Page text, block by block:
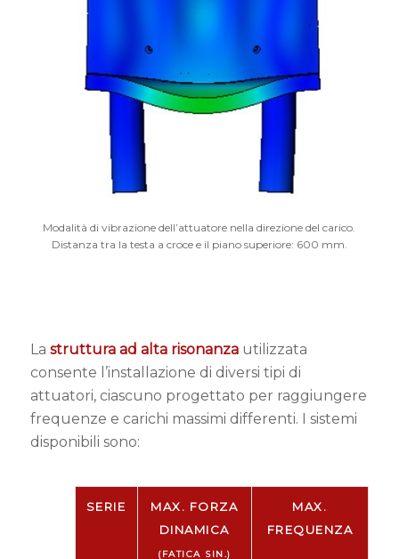
Modalità di vibrazione dell’attuatore nella direzione del carico.
Distanza tra la testa a croce e il piano superiore: 600 mm.
La struttura ad alta risonanza utilizzata
consente l’installazione di diversi tipi di
attuatori, ciascuno progettato per raggiungere
frequenze e carichi massimi differenti. I sistemi
disponibili sono:
SERIE
MAX. FORZA
DINAMICA
(FATICA SIN.)
MAX.
FREQUENZA